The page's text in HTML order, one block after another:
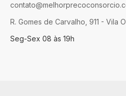
R. Gomes de Carvalho, 911 - Vila
Seg-Sex 08 às 19h